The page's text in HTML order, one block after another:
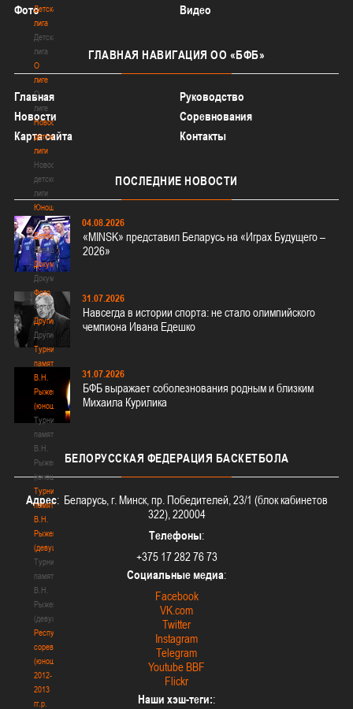
Детская
лига
Детская
лига
О
лиге
О
лиге
Новости
детской
лиги
Новости
детской
лиги
Юноши
Юноши
Девушки
Девушки
Документы
Документы
Фото
Фото
Другие
Другие
Турнир
памяти
В.Н.
Рыженкова
(юноши)
Турнир
памяти
В.Н.
Рыженкова
(юноши)
Турнир
памяти
В.Н.
Рыженкова
(девушки)
Турнир
памяти
В.Н.
Рыженкова
(девушки)
Республиканские
соревнования
(юноши)
2012-
2013
гг.р.
Фото
Видео
ГЛАВНАЯ НАВИГАЦИЯ ОО «БФБ»
Главная
Руководство
Новости
Соревнования
Карта сайта
Контакты
ПОСЛЕДНИЕ НОВОСТИ
04.08.2026
«MINSK» представил Беларусь на «Играх Будущего –
2026»
31.07.2026
Навсегда в истории спорта: не стало олимпийского
чемпиона Ивана Едешко
31.07.2026
БФБ выражает соболезнования родным и близким
Михаила Курилика
БЕЛОРУССКАЯ ФЕДЕРАЦИЯ БАСКЕТБОЛА
Адрес: Беларусь, г. Минск, пр. Победителей, 23/1 (блок кабинетов
322), 220004
Телефоны:
+375 17 282 76 73
Социальные медиа:
Facebook
VK.com
Twitter
Instagram
Telegram
Youtube BBF
Flickr
Наши хэш-теги::